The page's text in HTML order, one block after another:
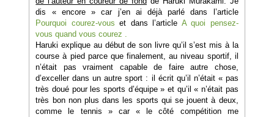
dis « encore » car j’en ai déjà parlé dans l’article
Pourquoi courez-vous et dans l’article A quoi pensez-
vous quand vous courez .
Haruki explique au début de son livre qu’il s’est mis à la
course à pied parce que finalement, au niveau sportif, il
n’était pas vraiment capable de faire autre chose,
d’exceller dans un autre sport : il écrit qu’il n’était « pas
très doué pour les sports d’équipe » et qu’il « n’était pas
très bon non plus dans les sports qui se jouent à deux,
comme le tennis » car « le côté compétition me